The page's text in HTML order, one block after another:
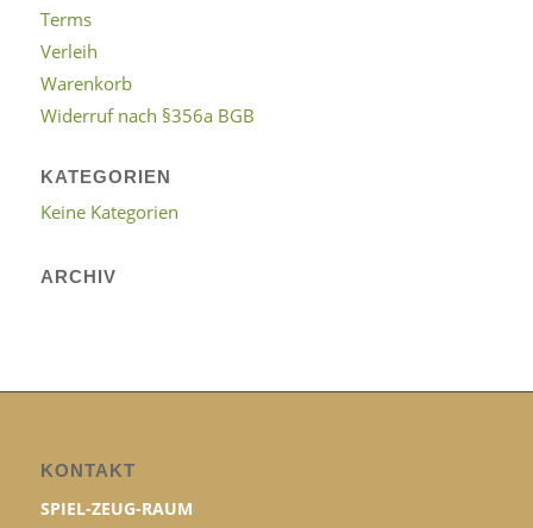
Terms
Verleih
Warenkorb
Widerruf nach §356a BGB
KATEGORIEN
Keine Kategorien
ARCHIV
KONTAKT
SPIEL-ZEUG-RAUM